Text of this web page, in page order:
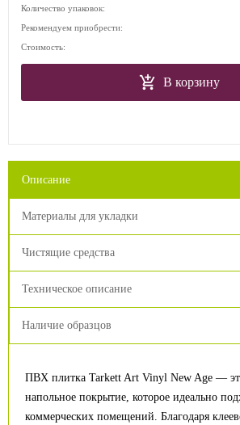
Количество упаковок:
Рекомендуем приобрести:
Стоимость:
В корзину
Описание
Материалы для укладки
Чистящие средства
Техническое описание
Наличие образцов
ПВХ плитка Tarkett Art Vinyl New Age —
напольное покрытие, которое идеально
коммерческих помещений. Благодаря